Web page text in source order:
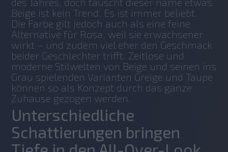
Beige ist kein Trend. Es ist immer beliebt.
Die Farbe gilt jedoch auch als eine feine
Alternative für Rosa, weil sie erwachsener
wirkt – und zudem viel eher den Geschmack
beider Geschlechter trifft. Zeitlose und
moderne Stilwelten von Beige und seinen ins
Grau spielenden Varianten Greige und Taupe
können so als Konzept durch das ganze
Zuhause gezogen werden.
Unterschiedliche
Schattierungen bringen